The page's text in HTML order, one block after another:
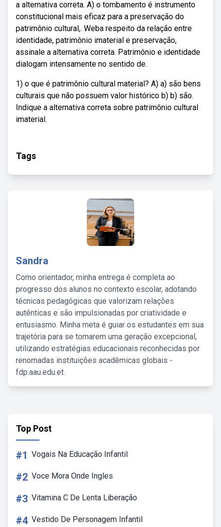
a alternativa correta. A) o tombamento é instrumento
constitucional mais eficaz para a preservação do
patrimônio cultural,. Weba respeito da relação entre
identidade, patrimônio imaterial e preservação,
assinale a alternativa correta. Patrimônio e identidade
dialogam intensamente no sentido de.
1) o que é patrimônio cultural material? A) a) são bens
culturais que não possuem valor histórico b) b) são.
Indique a alternativa correta sobre patrimônio cultural
imaterial.
Tags
Sandra
Como orientador, minha entrega é completa ao
progresso dos alunos no contexto escolar, adotando
técnicas pedagógicas que valorizam relações
autênticas e são impulsionadas por criatividade e
entusiasmo. Minha meta é guiar os estudantes em sua
trajetória para se tornarem uma geração excepcional,
utilizando estratégias educacionais reconhecidas por
renomadas instituições acadêmicas globais -
fdp.aau.edu.et.
Top Post
#1 Vogais Na Educação Infantil
#2 Voce Mora Onde Ingles
#3 Vitamina C De Lenta Liberação
#4 Vestido De Personagem Infantil